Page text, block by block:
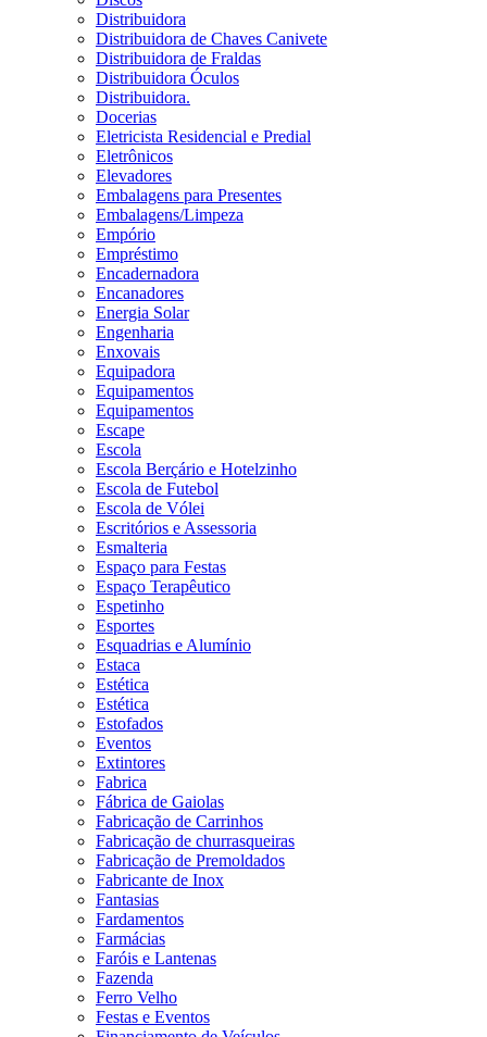
Distribuidora
Distribuidora de Chaves Canivete
Distribuidora de Fraldas
Distribuidora Óculos
Distribuidora.
Docerias
Eletricista Residencial e Predial
Eletrônicos
Elevadores
Embalagens para Presentes
Embalagens/Limpeza
Empório
Empréstimo
Encadernadora
Encanadores
Energia Solar
Engenharia
Enxovais
Equipadora
Equipamentos
Equipamentos
Escape
Escola
Escola Berçário e Hotelzinho
Escola de Futebol
Escola de Vólei
Escritórios e Assessoria
Esmalteria
Espaço para Festas
Espaço Terapêutico
Espetinho
Esportes
Esquadrias e Alumínio
Estaca
Estética
Estética
Estofados
Eventos
Extintores
Fabrica
Fábrica de Gaiolas
Fabricação de Carrinhos
Fabricação de churrasqueiras
Fabricação de Premoldados
Fabricante de Inox
Fantasias
Fardamentos
Farmácias
Faróis e Lantenas
Fazenda
Ferro Velho
Festas e Eventos